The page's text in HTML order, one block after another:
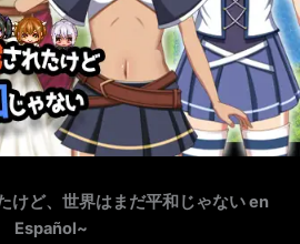
けど、世界はまだ平和じゃない en
Español~